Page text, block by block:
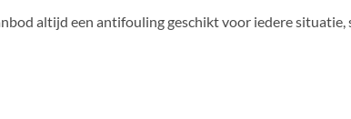
altijd een antifouling geschikt voor iedere situatie,